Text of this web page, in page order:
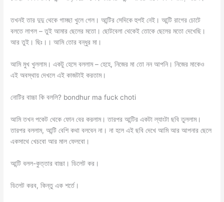
তখনই তার দুদু থেকে গামছা খুলে গেল। আন্টির সেদিকে হুশই নেই। আন্টি রাগের চোটে
বলতে লাগল – তুই আমার ছেলের মতো। ছোটবেলা থেকেই তোকে ছেলের মতো দেখেছি।
আর তুই। ছিঃ।। আমি তোর বন্ধুর মা।
‌আমি মুখ খুললাম। একটু হেসে বললাম – হেহে, নিজের মা তো নন আপনি। নিজের মাকেও
এই অবস্থায় দেখলে এই কাজটাই করতাম।
নোটির বাচ্চা কি বললি? bondhur ma fuck choti
আমি তখন পকেট থেকে ফোন বের করলাম। তারপর আন্টির একটা ল্যাংটা ছবি তুললাম।
তারপর বললাম, আন্টি বেশি কথা বলবেন না। না হলে এই ছবি দেখে আমি আর আপনার ছেলে
একসাথে খেচবো আর মাল ফেলবো।
আন্টি বলল-কুত্তার বাচ্চা। ডিলেট কর।
ডিলেট করব, কিন্তু এক শর্তে।